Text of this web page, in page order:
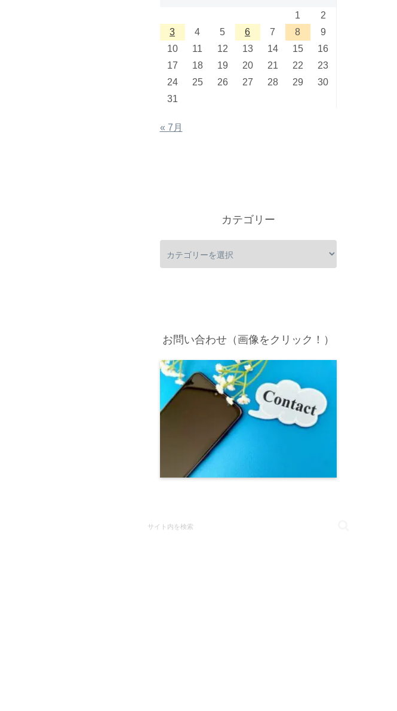
1
2
3
4 5 6 7 8
9
10
11 12 13 14 15
16
17
18 19 20 21 22
23
24
25 26 27 28 29
30
31
« 7月
カテゴリー
お問い合わせ（画像をクリック！）